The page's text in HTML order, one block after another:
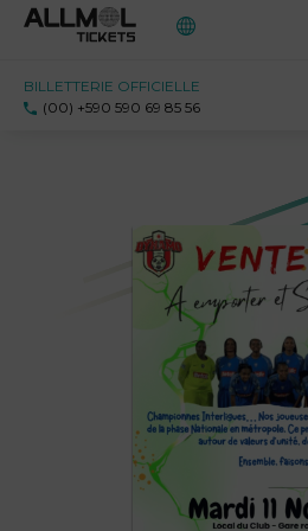
972 -
973 - Guyane
Ile-de-France
Saint-Martin
BILLETTERIE OFFICIELLE
(00) +590 590 69 85 56